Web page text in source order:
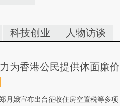
科技创业 人物访谈
为香港公民提供体面廉价
月娥宣布出台征收住房空置税等多项